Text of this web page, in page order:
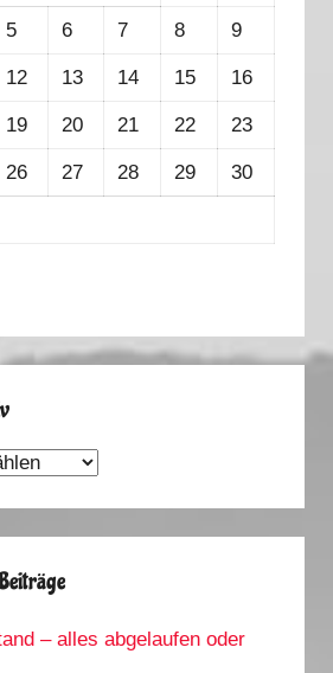
5 6 7 8 9
12 13 14 15 16
19 20 21 22 23
26 27 28 29 30
– alles abgelaufen oder